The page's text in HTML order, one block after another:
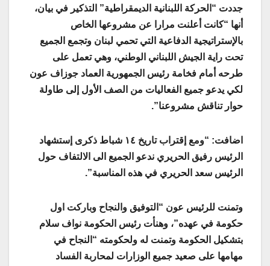
جددت “الحركة اللبنانية الديمقراطية” التذكير في بيان،
أنها “كانت أعلنت مرارا عن مشروعها الخاص
بالإستراتيجية الدفاعية التي تحمي لبنان وتجمع الجميع
تحت راية الجيش اللبناني الوطني، وهي تعمل على
طرحه أمام فخامة رئيس الجمهورية العماد جوزاف عون
لكي يدعو جميع الفعاليات من الصف الأول إلى طاولة
حوار تناقش مشروعنا”.
اضافت: “ومع إقتراب تاريخ ١٤ شباط ذكرى إستشهاد
الرئيس رفيق الحريري ندعو الجميع الى الالتفاف حول
الرئيس سعد الحريري في هذه المناسبة”.
وتمنت للرئيس عون “التوفيق والنجاح وباركت اول
حكومة في عهده”، وهنأت رئيس الحكومة نواف سلام
بتشكيل الحكومة وتمنت له ولحكومته “النجاح في
مهامها على صعيد جميع الوزارات لمحاربة الفساد